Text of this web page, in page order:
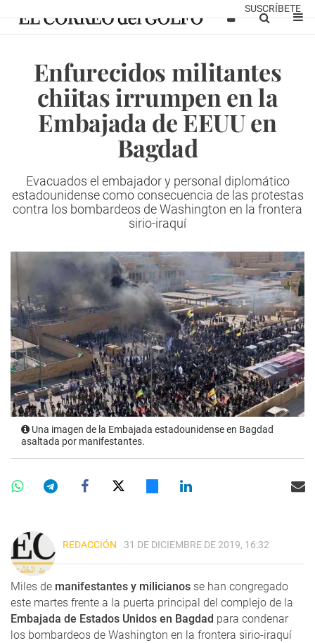
SUSCRÍBETE
Enfurecidos militantes
chiitas irrumpen en la
Embajada de EEUU en
Bagdad
Evacuados el embajador y personal diplomático
estadounidense como consecuencia de las protestas
contra los bombardeos de Washington en la frontera
sirio-iraquí
Una imagen de la Embajada estadounidense en Bagdad
asaltada por manifestantes.
REDACCIÓN 31 DE DICIEMBRE DE 2019, 16:32
Miles de manifestantes y milicianos se han congregado
este martes frente a la puerta principal del complejo de la
Embajada de Estados Unidos en Bagdad para condenar
los bombardeos de Washington en la frontera sirio-iraquí